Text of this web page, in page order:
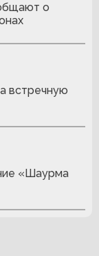
о
встречную
«Шаурма